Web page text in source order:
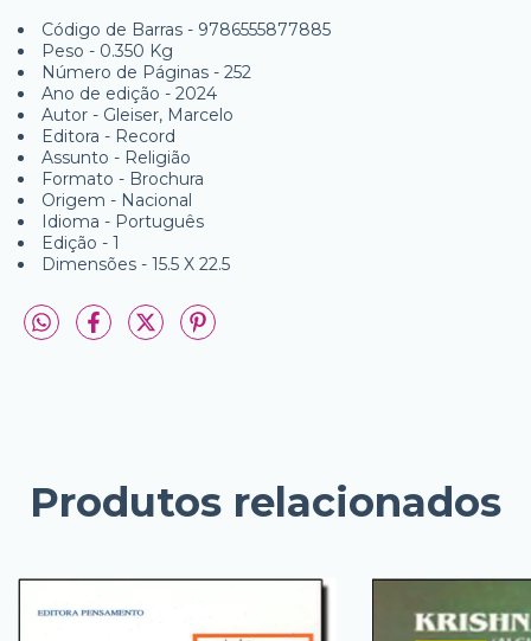
Código de Barras - 9786555877885
Peso - 0.350 Kg
Número de Páginas - 252
Ano de edição - 2024
Autor - Gleiser, Marcelo
Editora - Record
Assunto - Religião
Formato - Brochura
Origem - Nacional
Idioma - Português
Edição - 1
Dimensões - 15.5 X 22.5
Produtos relacionados